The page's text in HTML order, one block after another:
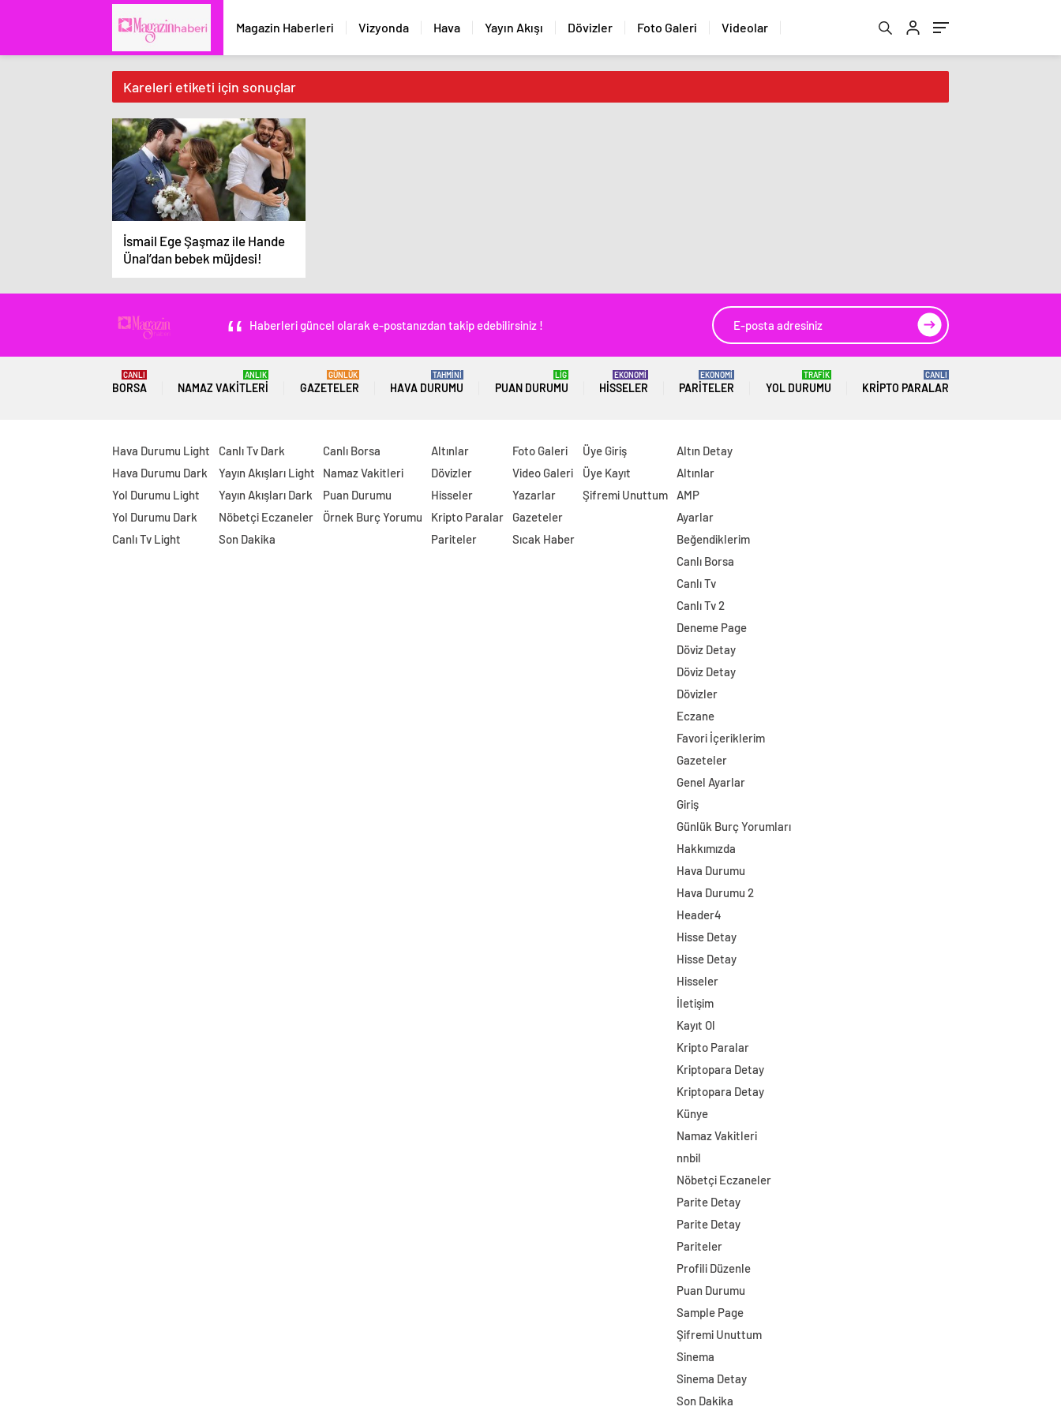
Magazin Haberleri Vizyonda Hava Yayın Akışı Dövizler Foto Galeri Videolar
Kareleri etiketi için sonuçlar
İsmail Ege Şaşmaz ile Hande
Ünal’dan bebek müjdesi!
Haberleri güncel olarak e-postanızdan takip edebilirsiniz !
BORSA
CANLI
NAMAZ VAKITLERI
ANLIK
GAZETELER
GÜNLÜK
HAVA DURUMU
TAHMİNİ
PUAN DURUMU
LİG
HISSELER
EKONOMİ
PARITELER
EKONOMİ
YOL DURUMU
TRAFİK
KRIPTO PARALAR
CANLI
Hava Durumu Light
Hava Durumu Dark
Yol Durumu Light
Yol Durumu Dark
Canlı Tv Light
Canlı Tv Dark
Yayın Akışları Light
Yayın Akışları Dark
Nöbetçi Eczaneler
Son Dakika
Canlı Borsa
Namaz Vakitleri
Puan Durumu
Örnek Burç Yorumu
Altınlar
Dövizler
Hisseler
Kripto Paralar
Pariteler
Foto Galeri
Video Galeri
Yazarlar
Gazeteler
Sıcak Haber
Üye Giriş
Üye Kayıt
Şifremi Unuttum
Altın Detay
Altınlar
AMP
Ayarlar
Beğendiklerim
Canlı Borsa
Canlı Tv
Canlı Tv 2
Deneme Page
Döviz Detay
Döviz Detay
Dövizler
Eczane
Favori İçeriklerim
Gazeteler
Genel Ayarlar
Giriş
Günlük Burç Yorumları
Hakkımızda
Hava Durumu
Hava Durumu 2
Header4
Hisse Detay
Hisse Detay
Hisseler
İletişim
Kayıt Ol
Kripto Paralar
Kriptopara Detay
Kriptopara Detay
Künye
Namaz Vakitleri
nnbil
Nöbetçi Eczaneler
Parite Detay
Parite Detay
Pariteler
Profili Düzenle
Puan Durumu
Sample Page
Şifremi Unuttum
Sinema
Sinema Detay
Son Dakika